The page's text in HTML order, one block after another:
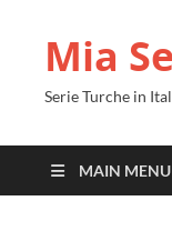
Mia
Serie Turche in
MAIN MENU